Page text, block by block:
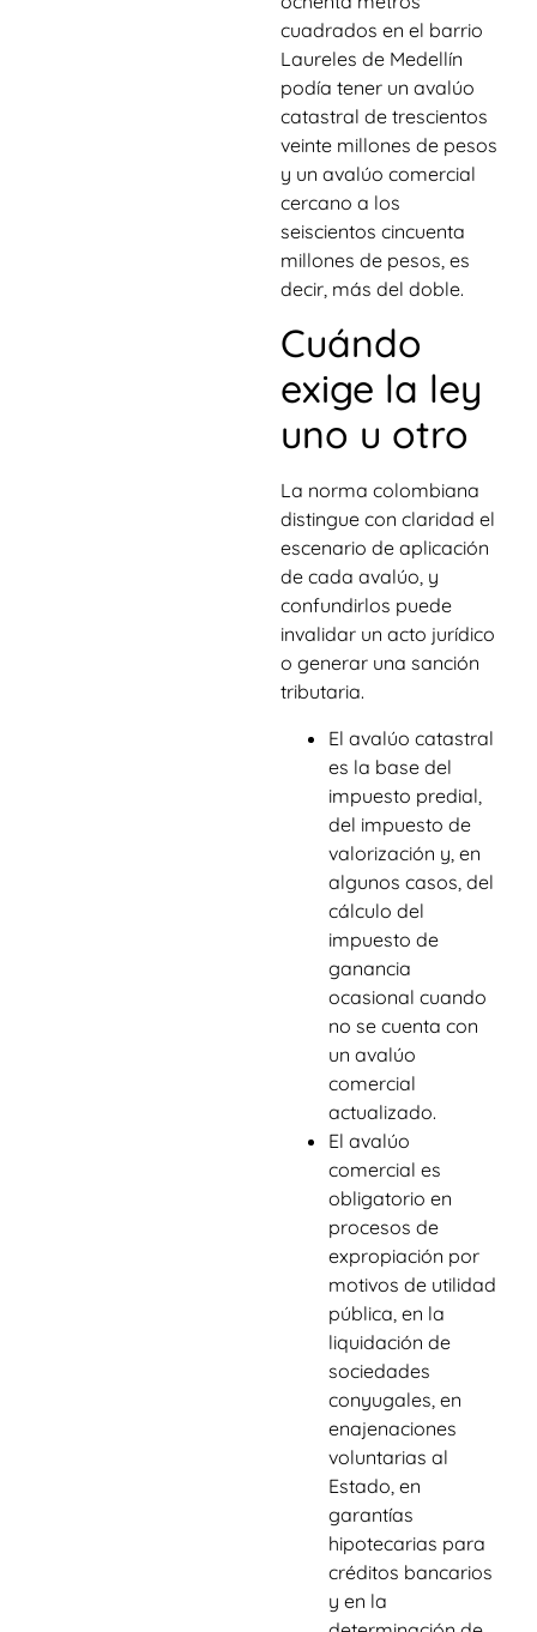
cuadrados en el barrio
Laureles de Medellín
podía tener un avalúo
catastral de trescientos
veinte millones de pesos
y un avalúo comercial
cercano a los
seiscientos cincuenta
millones de pesos, es
decir, más del doble.
Cuándo
exige la ley
uno u otro
La norma colombiana
distingue con claridad el
escenario de aplicación
de cada avalúo, y
confundirlos puede
invalidar un acto jurídico
o generar una sanción
tributaria.
El avalúo catastral
es la base del
impuesto predial,
del impuesto de
valorización y, en
algunos casos, del
cálculo del
impuesto de
ganancia
ocasional cuando
no se cuenta con
un avalúo
comercial
actualizado.
El avalúo
comercial es
obligatorio en
procesos de
expropiación por
motivos de utilidad
pública, en la
liquidación de
sociedades
conyugales, en
enajenaciones
voluntarias al
Estado, en
garantías
hipotecarias para
créditos bancarios
y en la